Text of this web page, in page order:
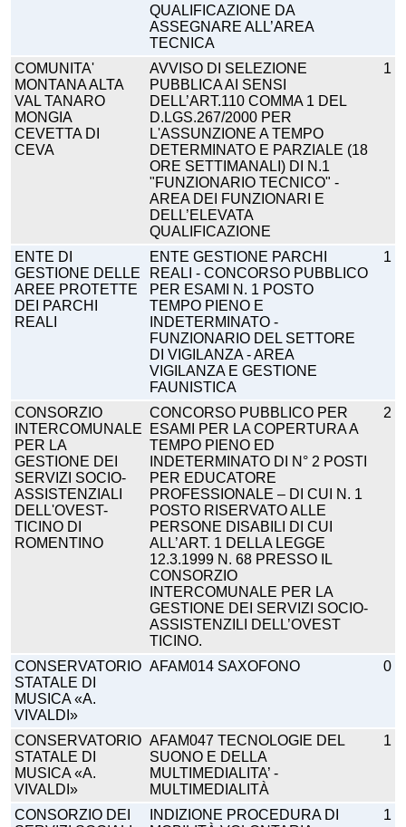
QUALIFICAZIONE DA
ASSEGNARE ALL’AREA
TECNICA
COMUNITA'
MONTANA ALTA
VAL TANARO
MONGIA
CEVETTA DI
CEVA
AVVISO DI SELEZIONE
PUBBLICA AI SENSI
DELL’ART.110 COMMA 1 DEL
D.LGS.267/2000 PER
L'ASSUNZIONE A TEMPO
DETERMINATO E PARZIALE (18
ORE SETTIMANALI) DI N.1
"FUNZIONARIO TECNICO" -
AREA DEI FUNZIONARI E
DELL’ELEVATA
QUALIFICAZIONE
1
ENTE DI
GESTIONE DELLE
AREE PROTETTE
DEI PARCHI
REALI
ENTE GESTIONE PARCHI
REALI - CONCORSO PUBBLICO
PER ESAMI N. 1 POSTO
TEMPO PIENO E
INDETERMINATO -
FUNZIONARIO DEL SETTORE
DI VIGILANZA - AREA
VIGILANZA E GESTIONE
FAUNISTICA
1
CONSORZIO
INTERCOMUNALE
PER LA
GESTIONE DEI
SERVIZI SOCIO-
ASSISTENZIALI
DELL'OVEST-
TICINO DI
ROMENTINO
CONCORSO PUBBLICO PER
ESAMI PER LA COPERTURA A
TEMPO PIENO ED
INDETERMINATO DI N° 2 POSTI
PER EDUCATORE
PROFESSIONALE – DI CUI N. 1
POSTO RISERVATO ALLE
PERSONE DISABILI DI CUI
ALL’ART. 1 DELLA LEGGE
12.3.1999 N. 68 PRESSO IL
CONSORZIO
INTERCOMUNALE PER LA
GESTIONE DEI SERVIZI SOCIO-
ASSISTENZILI DELL’OVEST
TICINO.
2
CONSERVATORIO
STATALE DI
MUSICA «A.
VIVALDI»
AFAM014 SAXOFONO 0
CONSERVATORIO
STATALE DI
MUSICA «A.
VIVALDI»
AFAM047 TECNOLOGIE DEL
SUONO E DELLA
MULTIMEDIALITA’ -
MULTIMEDIALITÀ
1
CONSORZIO DEI
INDIZIONE PROCEDURA DI
1